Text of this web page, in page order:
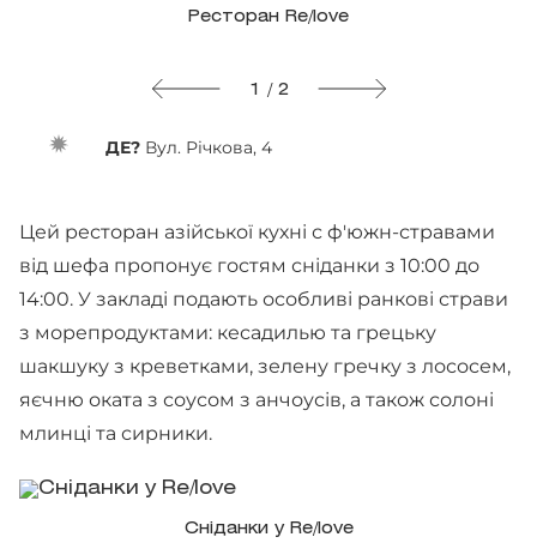
Ресторан Re/love
1 / 2
ДЕ? Вул. Річкова, 4
Цей ресторан азійської кухні с ф'южн-стравами
від шефа пропонує гостям сніданки з 10:00 до
14:00. У закладі подають особливі ранкові страви
з морепродуктами: кесадилью та грецьку
шакшуку з креветками, зелену гречку з лососем,
яєчню оката з соусом з анчоусів, а також солоні
млинці та сирники.
Сніданки у Re/love